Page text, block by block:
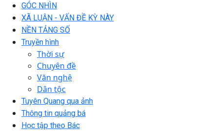
GÓC NHÌN
XÃ LUẬN - VẤN ĐỀ KỲ NÀY
NỀN TẢNG SỐ
Truyền hình
Thời sự
Chuyên đề
Văn nghệ
Dân tộc
Tuyên Quang qua ảnh
Thông tin quảng bá
Học tập theo Bác